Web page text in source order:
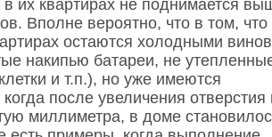
в их квартирах не поднимается
Вполне вероятно, что в том, что
остаются холодными
накипью батареи, не
и т.п.), но уже имеются
после увеличения отверстия
миллиметра, в доме